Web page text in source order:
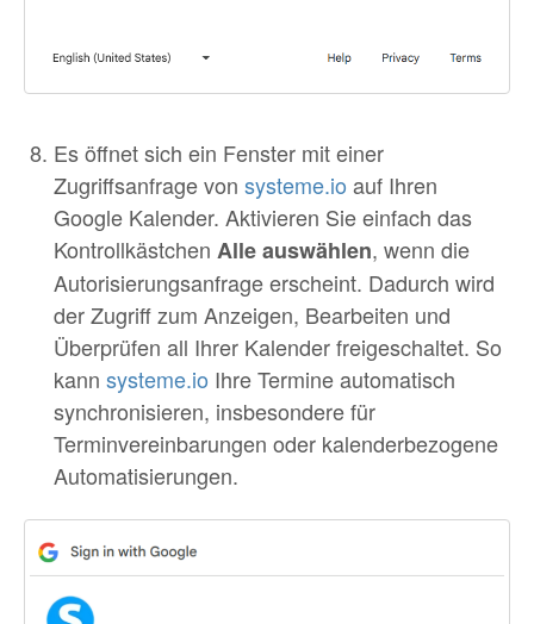
Es öffnet sich ein Fenster mit einer
Zugriffsanfrage von systeme.io auf Ihren
Google Kalender. Aktivieren Sie einfach das
Kontrollkästchen Alle auswählen, wenn die
Autorisierungsanfrage erscheint. Dadurch wird
der Zugriff zum Anzeigen, Bearbeiten und
Überprüfen all Ihrer Kalender freigeschaltet. So
kann systeme.io Ihre Termine automatisch
synchronisieren, insbesondere für
Terminvereinbarungen oder kalenderbezogene
Automatisierungen.